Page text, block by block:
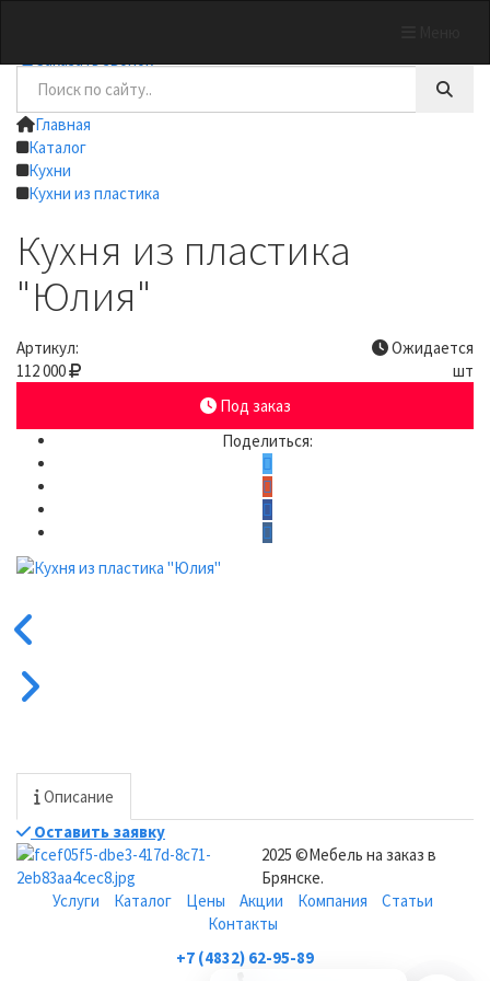
Заказать звонок
Главная
Каталог
Кухни
Кухни из пластика
Кухня из пластика
"Юлия"
Артикул:
Ожидается
112 000
шт
Под заказ
Поделиться:
Описание
Оставить заявку
2025 ©Мебель на заказ в
Брянске.
Услуги
Каталог Цены Акции Компания
Статьи
Контакты
+7 (4832) 62-95-89